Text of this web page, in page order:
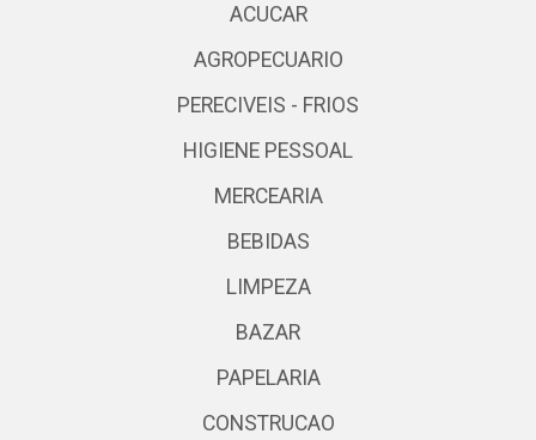
ACUCAR
AGROPECUARIO
PERECIVEIS - FRIOS
HIGIENE PESSOAL
MERCEARIA
BEBIDAS
LIMPEZA
BAZAR
PAPELARIA
CONSTRUCAO